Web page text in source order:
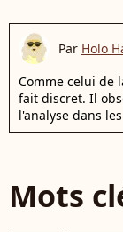
Par Holo
Comme celui de
fait discret. Il
l'analyse dans
Mots